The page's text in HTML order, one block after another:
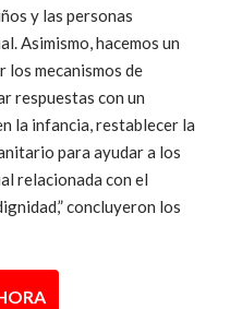
y las personas
Asimismo, hacemos un
mecanismos de
respuestas con un
la infancia, restablecer la
para ayudar a los
relacionada con el
concluyeron los